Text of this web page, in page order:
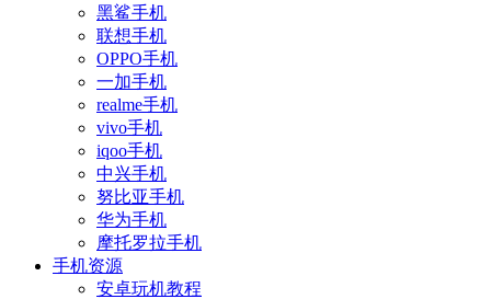
黑鲨手机
联想手机
OPPO手机
一加手机
realme手机
vivo手机
iqoo手机
中兴手机
努比亚手机
华为手机
摩托罗拉手机
手机资源
安卓玩机教程